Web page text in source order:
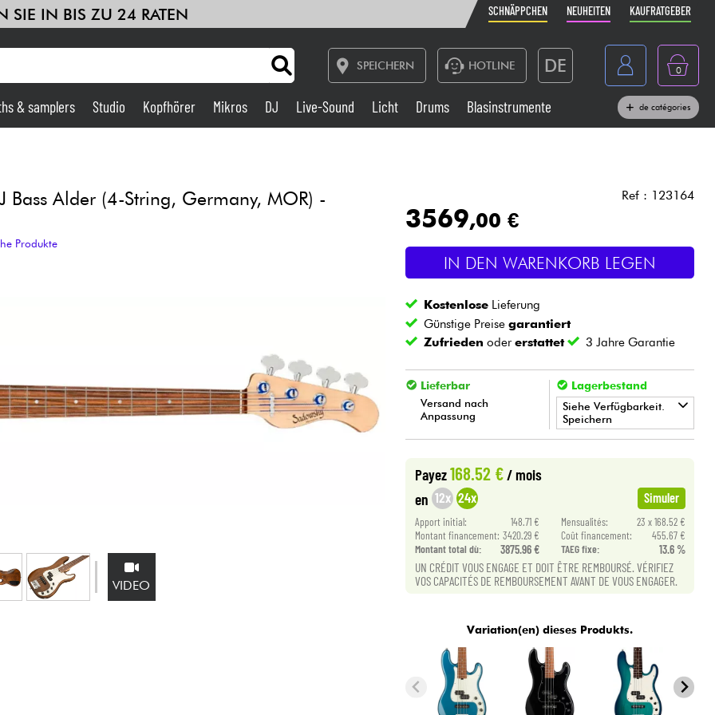
SIE IN BIS ZU 24 RATEN SCHNÄPPCHEN NEUHEITEN KAUFRATGEBER
SPEICHERN HOTLINE DE
Belgique
Nederland
0
Studio
Live-Sound
Blasinstrumente
Kabel & Zubehöre
Sehen Sie sich unsere Marken an
& samplers Studio Kopfhörer Mikros DJ Live-Sound Licht Drums Blasinstrumente de catégories
Alder (4-String, Germany, MOR) -
Produkte
VIDEO
Ref : 123164
3569,00 €
IN DEN WARENKORB LEGEN
Kostenlose Lieferung
Günstige Preisegarantiert
Zufrieden odererstattet 3 Jahre Garantie
Lieferbar
Versand nach
Anpassung
Lagerbestand
Siehe Verfügbarkeit.
Speichern
Payez168.52 €/ mois
en 12x 24x Simuler
Apport initial: 148.71 € Mensualités:
23 x 168.52 €
Montant financement: 3420.29 € Coût financement:
455.67 €
Montant total dù:
3875.96 € TAEG fixe: 13.6 %
UN CRÉDIT VOUS ENGAGE ET DOIT ÊTRE REMBOURSÉ. VÉRIFIEZ
VOS CAPACITÉS DE REMBOURSEMENT AVANT DE VOUS ENGAGER.
Variation(en) dieses Produkts.